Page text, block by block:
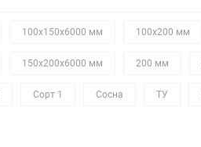
100х150х6000 мм 100х200 мм
150х200х6000 мм 200 мм
Сорт 1 Сосна ТУ